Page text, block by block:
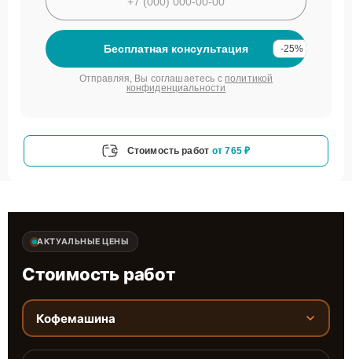
Бесплатная консультация -25%
Отправляя, Вы соглашаетесь с политикой
конфиденциальности
Стоимость работ от 765 ₽
АКТУАЛЬНЫЕ ЦЕНЫ
Стоимость работ
Кофемашина